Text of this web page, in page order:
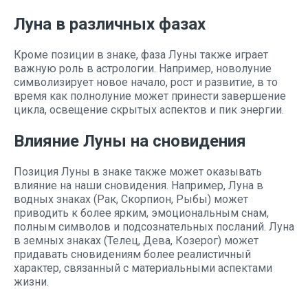
Луна в различных фазах
Кроме позиции в знаке, фаза Луны также играет
важную роль в астрологии. Например, новолуние
символизирует новое начало, рост и развитие, в то
время как полнолуние может принести завершение
цикла, освещение скрытых аспектов и пик энергии.
Влияние Луны на сновидения
Позиция Луны в знаке также может оказывать
влияние на наши сновидения. Например, Луна в
водных знаках (Рак, Скорпион, Рыбы) может
приводить к более ярким, эмоциональным снам,
полным символов и подсознательных посланий. Луна
в земных знаках (Телец, Дева, Козерог) может
придавать сновидениям более реалистичный
характер, связанный с материальными аспектами
жизни.